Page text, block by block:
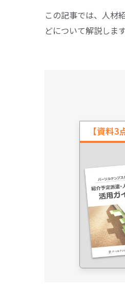
この記事では、人材
どについて解説します
【資料